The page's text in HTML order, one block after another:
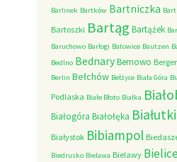
Barlinek Bartków Bartniczka
Bartoszki Bartąg Bartążek
Baruchowo Barłogi Batowice Bautzen
Bedlno BednaryBemowo
Berlin Bełchów Bełżyce Biała Góra
Podlaska Białe Błoto Białka
Białogóra Białołęka Białutki
Białystok Bibiampol
Biedrusko Bielawa Bielawy